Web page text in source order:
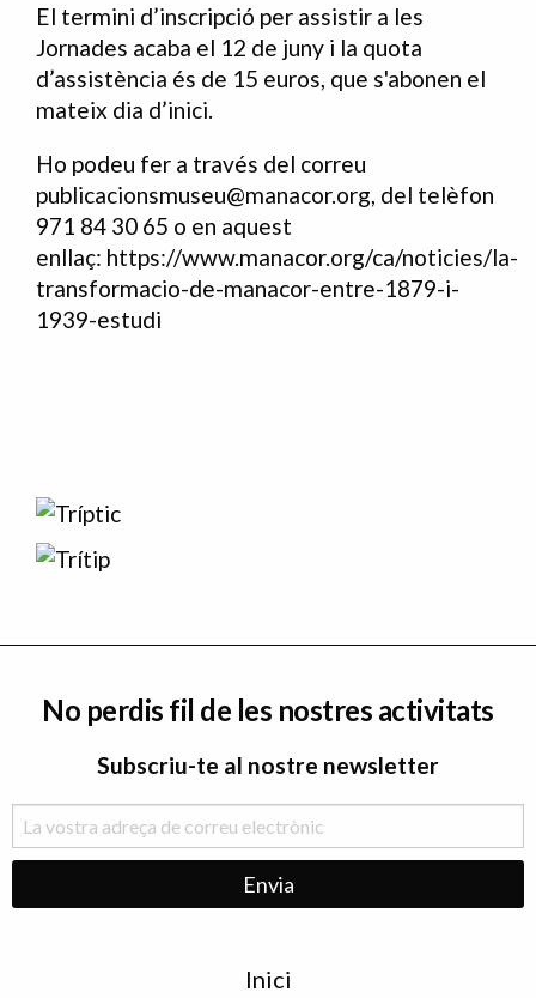
El termini d’inscripció per assistir a les
Jornades acaba el 12 de juny i la quota
d’assistència és de 15 euros, que s'abonen el
mateix dia d’inici.
Ho podeu fer a través del correu
publicacionsmuseu@manacor.org, del telèfon
971 84 30 65 o en aquest
enllaç: https://www.manacor.org/ca/noticies/la-
transformacio-de-manacor-entre-1879-i-
1939-estudi
No perdis fil de les nostres activitats
Subscriu-te al nostre newsletter
Inici